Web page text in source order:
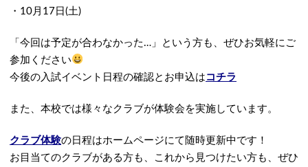
・10月17日(土)
「今回は予定が合わなかった…」という方も、ぜひお気軽にご
参加ください
今後の入試イベント日程の確認とお申込は コチラ
また、本校では様々なクラブが体験会を実施しています。
クラブ体験の日程はホームページにて随時更新中です！
お目当てのクラブがある方も、これから見つけたい方も、ぜひ